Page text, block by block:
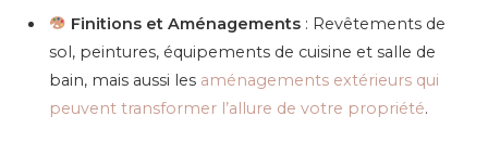
Finitions et Aménagements : Revêtements de
sol, peintures, équipements de cuisine et salle de
bain, mais aussi les aménagements extérieurs qui
peuvent transformer l’allure de votre propriété.